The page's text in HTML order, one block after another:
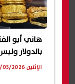
هاني أبو
بالدولار
الإثنين 30/03/2026 06:06 م